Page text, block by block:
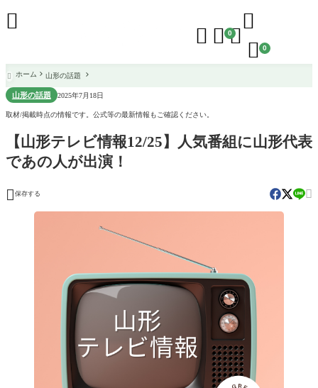
  0

 0

 ホーム 山形の話題
山形の話題 2025年7月18日
取材/掲載時点の情報です。公式等の最新情報もご確認ください。
【山形テレビ情報12/25】人気番組に山形代表
であの人が出演！
 保存する 